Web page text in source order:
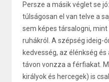
Persze a másik véglet se
túlságosan el van telve a
sem képes társalogni,
ruhákról. A szépség ideig-
kedvesség, az élénkség
távon vonzza a férfiakat.
királyok és hercegek) is